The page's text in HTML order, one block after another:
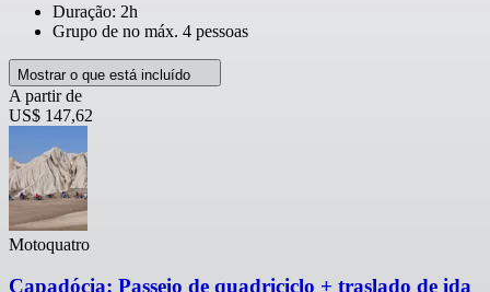
Duração: 2h
Grupo de no máx. 4 pessoas
Mostrar o que está incluído
A partir de
US$ 147,62
Motoquatro
Capadócia: Passeio de quadriciclo + traslado de ida